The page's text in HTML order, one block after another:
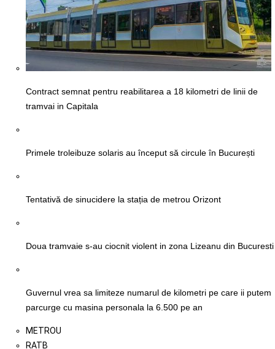
Contract semnat pentru reabilitarea a 18 kilometri de linii de
tramvai in Capitala
Primele troleibuze solaris au început să circule în București
Tentativă de sinucidere la stația de metrou Orizont
Doua tramvaie s-au ciocnit violent in zona Lizeanu din Bucuresti
Guvernul vrea sa limiteze numarul de kilometri pe care ii putem
parcurge cu masina personala la 6.500 pe an
METROU
RATB